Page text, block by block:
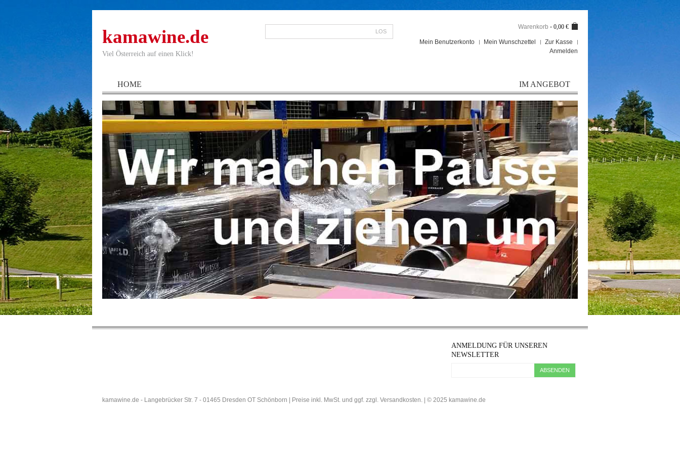
kamawine.de
Viel Österreich auf einen Klick!
LOS
Warenkorb - 0,00 €
Mein Benutzerkonto Mein Wunschzettel
Zur Kasse
Anmelden
HOME IM ANGEBOT
ANMELDUNG FÜR UNSEREN
NEWSLETTER
ABSENDEN
kamawine.de - Langebrücker Str. 7 - 01465 Dresden OT Schönborn | Preise inkl. MwSt. und ggf. zzgl. Versandkosten. | © 2025 kamawine.de